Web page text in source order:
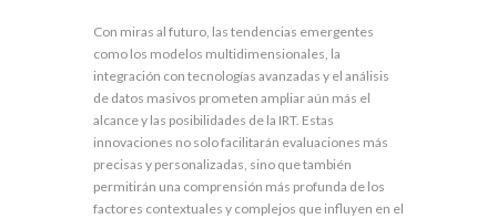
Con miras al futuro, las tendencias emergentes
como los modelos multidimensionales, la
integración con tecnologías avanzadas y el análisis
de datos masivos prometen ampliar aún más el
alcance y las posibilidades de la IRT. Estas
innovaciones no solo facilitarán evaluaciones más
precisas y personalizadas, sino que también
permitirán una comprensión más profunda de los
factores contextuales y complejos que influyen en el